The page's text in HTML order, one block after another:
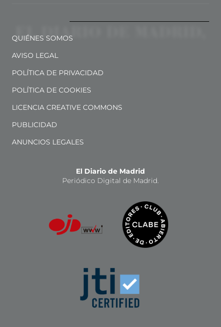
QUIÉNES SOMOS
AVISO LEGAL
POLÍTICA DE PRIVACIDAD
POLÍTICA DE COOKIES
LICENCIA CREATIVE COMMONS
PUBLICIDAD
ANUNCIOS LEGALES
El Diario de Madrid
Periódico Digital de Madrid.